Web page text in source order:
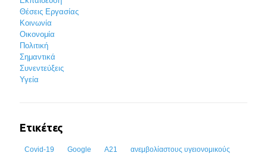
Θέσεις Εργασίας
Κοινωνία
Οικονομία
Πολιτική
Σημαντικά
Συνεντεύξεις
Υγεία
Ετικέτες
Covid-19 Google Α21 ανεμβολίαστους υγειονομικούς